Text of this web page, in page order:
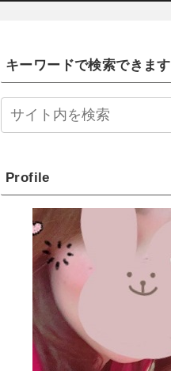
キーワードで検索できます
Profile